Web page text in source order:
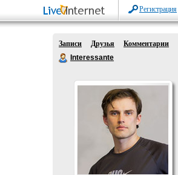
Регистрация
Записи Друзья
Комментарии
Interessante